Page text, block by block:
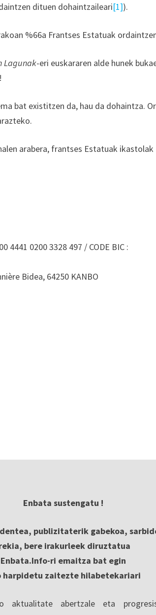
dituen dohaintzaileari[1]).
%66a Frantses Estatuak
Lagunak-eri euskararen alde hunek
bat existitzen da, hau da dohaintza.
arabera, frantses Estatuak ikastolak
0200 3328 497 / CODE BIC :
Bidea, 64250 KANBO
Enbata sustengatu !
publizitaterik gabekoa,
bere irakurleek diruztatua
Enbata.Info-ri emaitza bat egin
harpidetu zaitezte hilabetekariari
aktualitate abertzale eta